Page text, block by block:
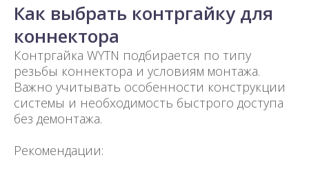
Как выбрать контргайку для
коннектора
Контргайка WYTN подбирается по типу
резьбы коннектора и условиям монтажа.
Важно учитывать особенности конструкции
системы и необходимость быстрого доступа
без демонтажа.
Рекомендации: